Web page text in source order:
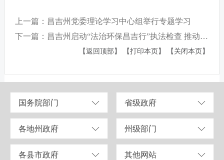
上一篇：昌吉州党委理论学习中心组举行专题学习
下一篇：昌吉州启动“法治环保昌吉行”执法检查 推动大气污染治理 助力美丽蓝天建设
【返回顶部】 【打印本页】 【关闭本页】
国务院部门 省级政府
各地州政府 州级部门
各县市政府 其他网站